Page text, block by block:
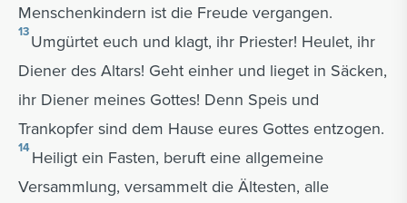
Menschenkindern ist die Freude vergangen.
13Umgürtet euch und klagt, ihr Priester! Heulet, ihr
Diener des Altars! Geht einher und lieget in Säcken,
ihr Diener meines Gottes! Denn Speis und
Trankopfer sind dem Hause eures Gottes entzogen.
14Heiligt ein Fasten, beruft eine allgemeine
Versammlung, versammelt die Ältesten, alle